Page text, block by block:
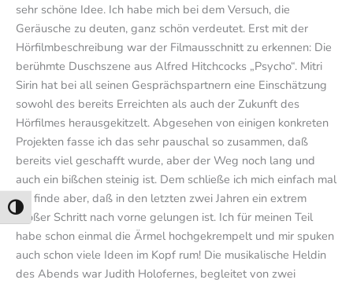
Umschalten auf hohe Kontraste
sehr schöne Idee. Ich habe mich bei dem Versuch, die
Geräusche zu deuten, ganz schön verdeutet. Erst mit der
Hörfilmbeschreibung war der Filmausschnitt zu erkennen: Die
berühmte Duschszene aus Alfred Hitchcocks „Psycho“. Mitri
Sirin hat bei all seinen Gesprächspartnern eine Einschätzung
sowohl des bereits Erreichten als auch der Zukunft des
Hörfilmes herausgekitzelt. Abgesehen von einigen konkreten
Projekten fasse ich das sehr pauschal so zusammen, daß
bereits viel geschafft wurde, aber der Weg noch lang und
auch ein bißchen steinig ist. Dem schließe ich mich einfach mal
an, finde aber, daß in den letzten zwei Jahren ein extrem
großer Schritt nach vorne gelungen ist. Ich für meinen Teil
habe schon einmal die Ärmel hochgekrempelt und mir spuken
auch schon viele Ideen im Kopf rum! Die musikalische Heldin
des Abends war Judith Holofernes, begleitet von zwei